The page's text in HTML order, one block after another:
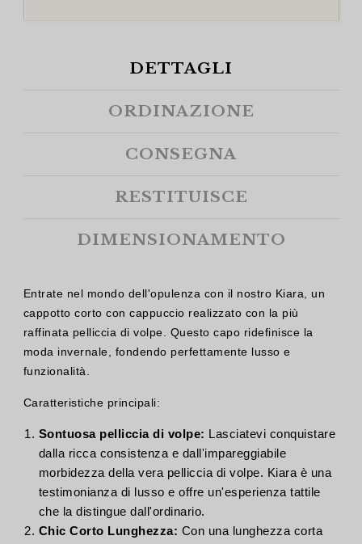
DETTAGLI
ORDINAZIONE
CONSEGNA
RESTITUISCE
DIMENSIONAMENTO
Entrate nel mondo dell'opulenza con il nostro Kiara, un
cappotto corto con cappuccio realizzato con la più
raffinata pelliccia di volpe. Questo capo ridefinisce la
moda invernale, fondendo perfettamente lusso e
funzionalità.
Caratteristiche principali:
Sontuosa pelliccia di volpe: Lasciatevi conquistare
dalla ricca consistenza e dall'impareggiabile
morbidezza della vera pelliccia di volpe. Kiara è una
testimonianza di lusso e offre un'esperienza tattile
che la distingue dall'ordinario.
Chic Corto Lunghezza: Con una lunghezza corta